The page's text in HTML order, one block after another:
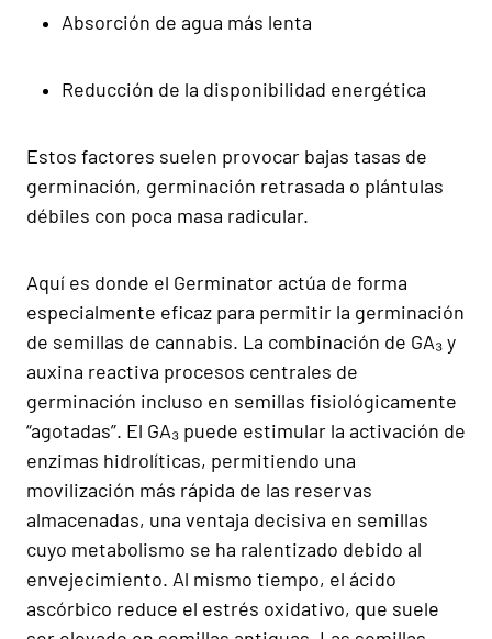
Absorción de agua más lenta
Reducción de la disponibilidad energética
Estos factores suelen provocar bajas tasas de
germinación, germinación retrasada o plántulas
débiles con poca masa radicular.
Aquí es donde el Germinator actúa de forma
especialmente eficaz para permitir la germinación
de semillas de cannabis. La combinación de GA₃ y
auxina reactiva procesos centrales de
germinación incluso en semillas fisiológicamente
“agotadas”. El GA₃ puede estimular la activación de
enzimas hidrolíticas, permitiendo una
movilización más rápida de las reservas
almacenadas, una ventaja decisiva en semillas
cuyo metabolismo se ha ralentizado debido al
envejecimiento. Al mismo tiempo, el ácido
ascórbico reduce el estrés oxidativo, que suele